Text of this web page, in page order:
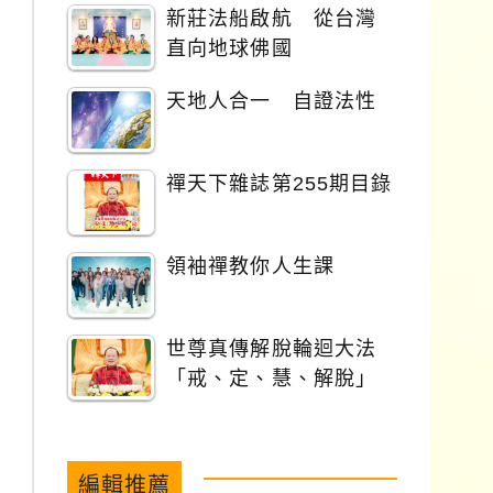
新莊法船啟航 從台灣
直向地球佛國
天地人合一 自證法性
禪天下雜誌第255期目錄
領袖禪教你人生課
世尊真傳解脫輪迴大法
「戒、定、慧、解脫」
編輯推薦